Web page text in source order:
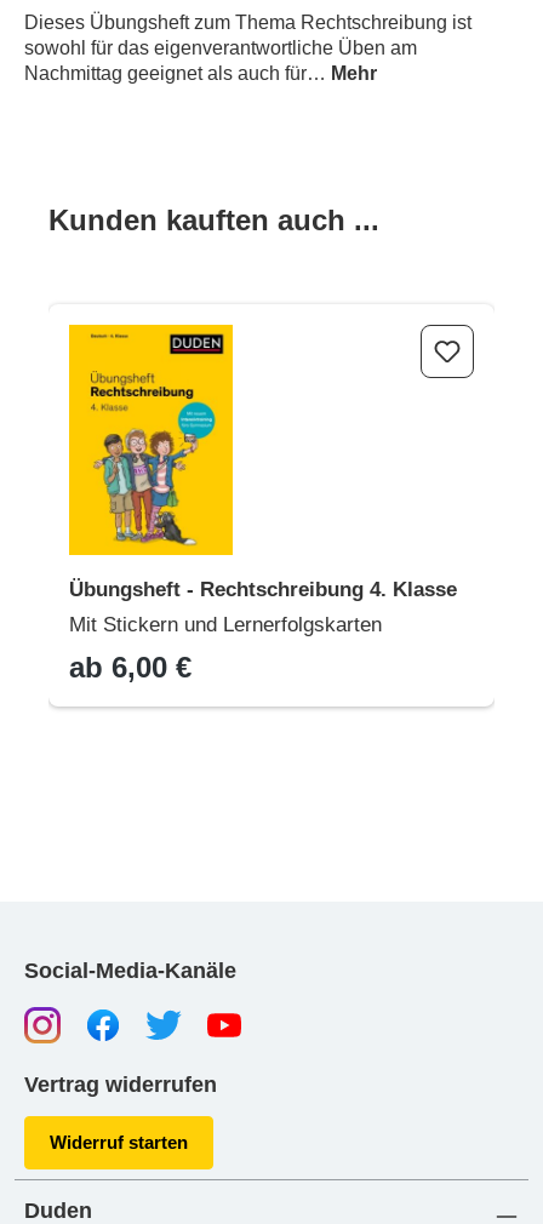
Dieses Übungsheft zum Thema Rechtschreibung ist
sowohl für das eigenverantwortliche Üben am
Nachmittag geeignet als auch für… Mehr
Produktgalerie überspringen
Kunden kauften auch ...
Übungsheft - Rechtschreibung 4. Klasse
Übungsheft - Rechtschreibung 4. Klasse
Mit Stickern und Lernerfolgskarten
ab 6,00 €
Social-Media-Kanäle
Vertrag widerrufen
Widerruf starten
Duden